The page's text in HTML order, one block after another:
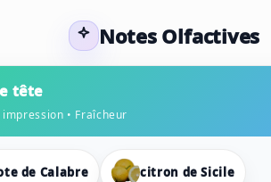
Notes Olfactives
tête
• Fraîcheur
de Calabre citron de Sicile